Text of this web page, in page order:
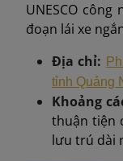
UNESCO
đoạn lái xe
Địa chỉ:
tỉnh Quảng
Khoảng
thuận tiện
lưu trú dài